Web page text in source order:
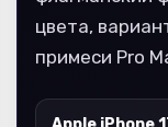
цвета,
примеси Pro